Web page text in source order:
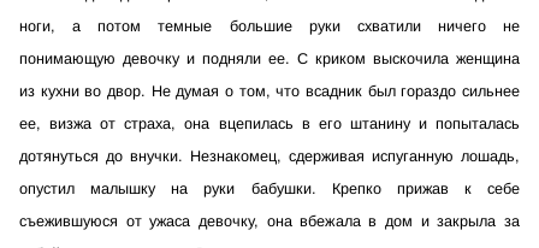
ноги, а потом темные большие руки схватили ничего не
понимающую девочку и подняли ее. С криком выскочила женщина
из кухни во двор. Не думая о том, что всадник был гораздо сильнее
ее, визжа от страха, она вцепилась в его штанину и попыталась
дотянуться до внучки. Незнакомец, сдерживая испуганную лошадь,
опустил малышку на руки бабушки. Крепко прижав к себе
съежившуюся от ужаса девочку, она вбежала в дом и закрыла за